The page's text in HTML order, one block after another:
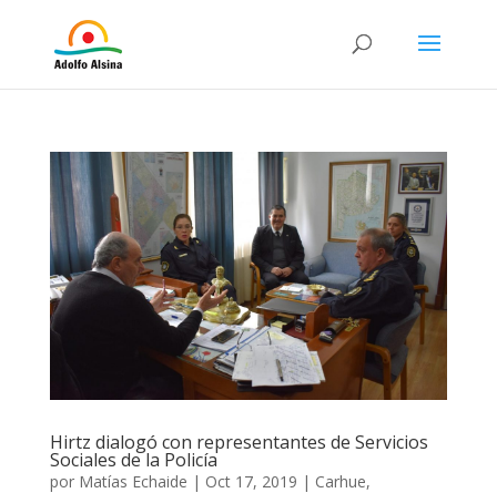
Hirtz dialogó con representantes de Servicios
Sociales de la Policía
por Matías Echaide | Oct 17, 2019 | Carhue,